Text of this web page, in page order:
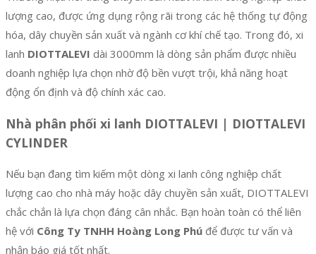
lượng cao, được ứng dụng rộng rãi trong các hệ thống tự động
hóa, dây chuyền sản xuất và ngành cơ khí chế tạo. Trong đó, xi
lanh DIOTTALEVI dài 3000mm là dòng sản phẩm được nhiều
doanh nghiệp lựa chọn nhờ độ bền vượt trội, khả năng hoạt
động ổn định và độ chính xác cao.
Nhà phân phối xi lanh DIOTTALEVI | DIOTTALEVI
CYLINDER
Nếu bạn đang tìm kiếm một dòng xi lanh công nghiệp chất
lượng cao cho nhà máy hoặc dây chuyền sản xuất, DIOTTALEVI
chắc chắn là lựa chọn đáng cân nhắc. Bạn hoàn toàn có thể liên
hệ với Công Ty TNHH Hoàng Long Phú để được tư vấn và
nhận báo giá tốt nhất.